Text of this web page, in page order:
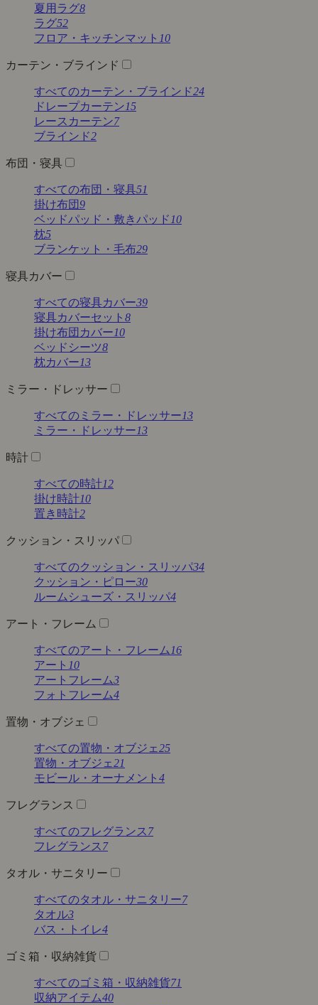
夏用ラグ8
ラグ52
フロア・キッチンマット 10
カーテン・ブラインド
すべてのカーテン・ブラインド24
ドレープカーテン15
レースカーテン7
ブラインド2
布団・寝具
すべての布団・寝具51
掛け布団9
ベッドパッド・敷きパッド 10
枕5
ブランケット・毛布29
寝具カバー
すべての寝具カバー39
寝具カバーセット 8
掛け布団カバー10
ベッドシーツ8
枕カバー13
ミラー・ドレッサー
すべてのミラー・ドレッサー13
ミラー・ドレッサー13
時計
すべての時計12
掛け時計10
置き時計2
クッション・スリッパ
すべてのクッション・スリッパ34
クッション・ピロー30
ルームシューズ・スリッパ4
アート・フレーム
すべてのアート・フレーム 16
アート 10
アートフレーム3
フォトフレーム4
置物・オブジェ
すべての置物・オブジェ25
置物・オブジェ21
モビール・オーナメント 4
フレグランス
すべてのフレグランス 7
フレグランス 7
タオル・サニタリー
すべてのタオル・サニタリー7
タオル3
バス・トイレ4
ゴミ箱・収納雑貨
すべてのゴミ箱・収納雑貨71
収納アイテム40